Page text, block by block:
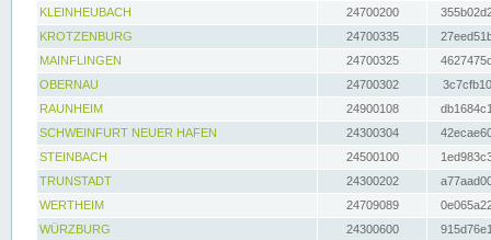
KLEINHEUBACH 24700200
KROTZENBURG
24700335
MAINFLINGEN
24700325
OBERNAU
24700302
RAUNHEIM
24900108
SCHWEINFURT NEUER HAFEN
24300304
STEINBACH
24500100
TRUNSTADT
24300202
WERTHEIM
24709089
WÜRZBURG
24300600